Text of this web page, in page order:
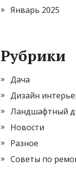
Январь 2025
Рубрики
Дача
Дизайн
Ландшафтный
Новости
Разное
Советы по